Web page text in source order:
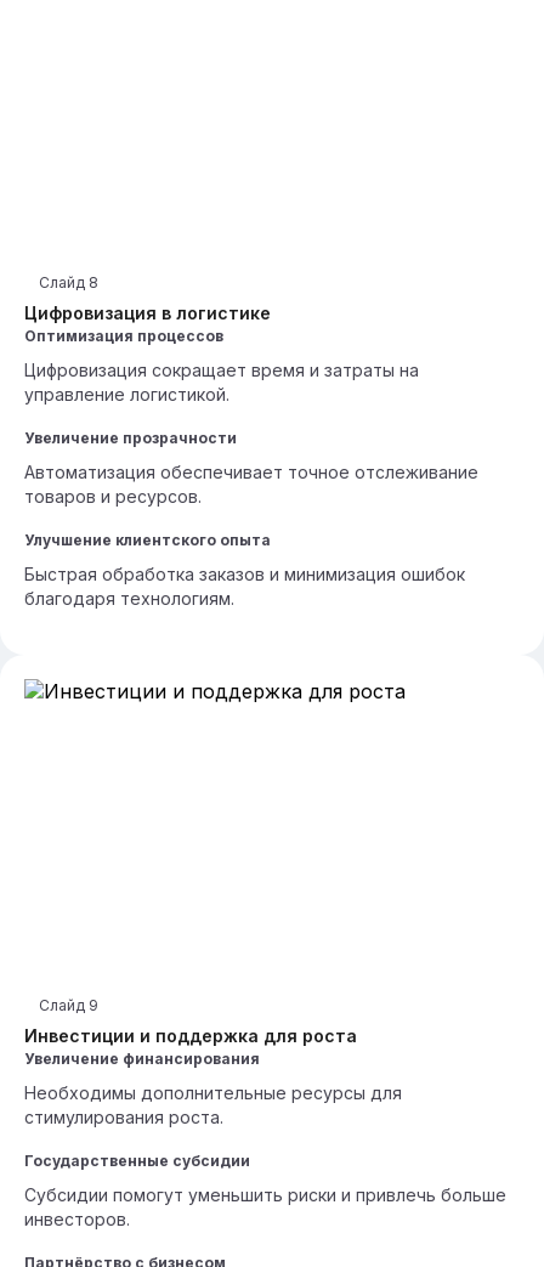
Цифровизация в логистике
Слайд 8
Оптимизация процессов
Цифровизация сокращает время и затраты на
управление логистикой.
Увеличение прозрачности
Автоматизация обеспечивает точное отслеживание
товаров и ресурсов.
Улучшение клиентского опыта
Быстрая обработка заказов и минимизация ошибок
благодаря технологиям.
Инвестиции и поддержка для роста
Слайд 9
Увеличение финансирования
Необходимы дополнительные ресурсы для
стимулирования роста.
Государственные субсидии
Субсидии помогут уменьшить риски и привлечь больше
инвесторов.
Партнёрство с бизнесом